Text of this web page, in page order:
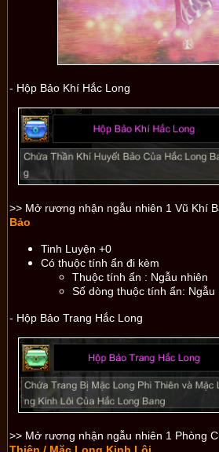
- Hộp Bảo Khí Hắc Long
>> Mở rương nhận ngẫu nhiên 1 Vũ Khí
Bảo
Tinh Luyện +0
Có thuộc tính ẩn đi kèm
Thuộc tính ẩn : Ngẫu nhiên
Số dòng thuộc tính ẩn: Ngẫu
- Hộp Bảo Trang Hắc Long
>> Mở rương nhận ngẫu nhiên 1 Phòng